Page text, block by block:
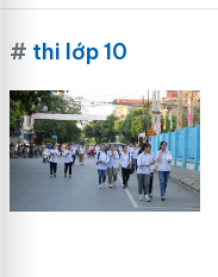
# thi lớp 10